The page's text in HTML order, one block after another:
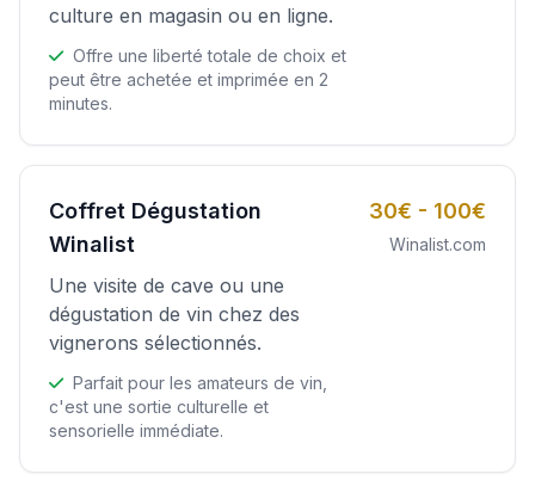
culture en magasin ou en ligne.
Offre une liberté totale de choix et
peut être achetée et imprimée en 2
minutes.
Coffret Dégustation
Winalist
Une visite de cave ou une
dégustation de vin chez des
vignerons sélectionnés.
Parfait pour les amateurs de vin,
c'est une sortie culturelle et
sensorielle immédiate.
30€ - 100€
Winalist.com